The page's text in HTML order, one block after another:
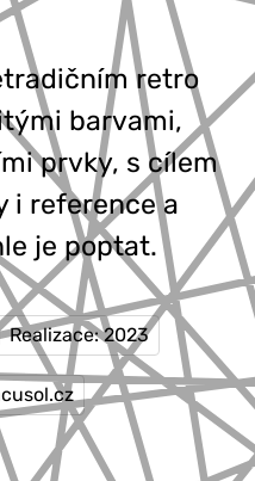
retro
barvami,
prvky, s cílem
i reference a
je poptat.
Realizace: 2023